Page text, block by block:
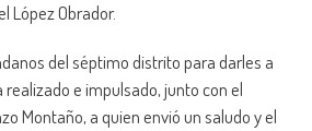
López Obrador.
del séptimo distrito para darles a
e impulsado, junto con el
Montaño, a quien envió un saludo y el